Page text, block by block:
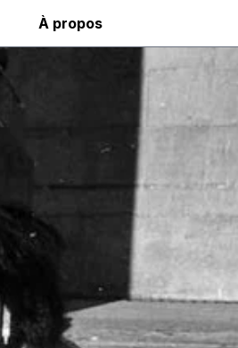
À propos